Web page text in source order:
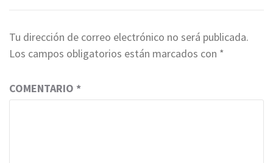
Tu dirección de correo electrónico no será publicada.
Los campos obligatorios están marcados con *
COMENTARIO *